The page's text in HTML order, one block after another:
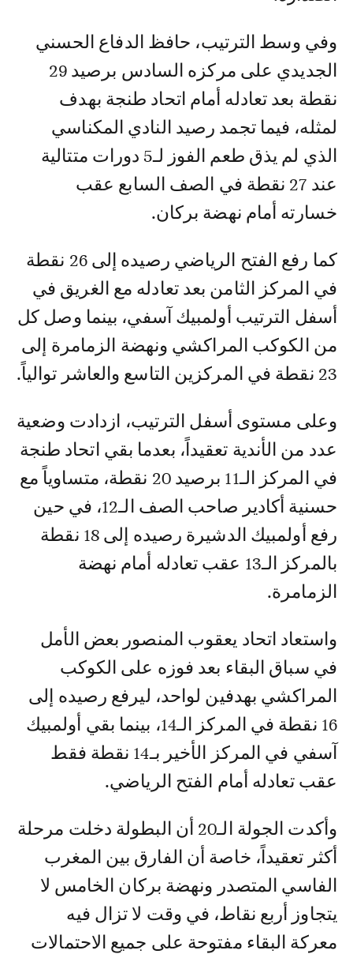
وفي وسط الترتيب، حافظ الدفاع الحسني
الجديدي على مركزه السادس برصيد 29
نقطة بعد تعادله أمام اتحاد طنجة بهدف
لمثله، فيما تجمد رصيد النادي المكناسي
الذي لم يذق طعم الفوز لـ5 دورات متتالية
عند 27 نقطة في الصف السابع عقب
خسارته أمام نهضة بركان.
كما رفع الفتح الرياضي رصيده إلى 26 نقطة
في المركز الثامن بعد تعادله مع الغريق في
أسفل الترتيب أولمبيك آسفي، بينما وصل كل
من الكوكب المراكشي ونهضة الزمامرة إلى
23 نقطة في المركزين التاسع والعاشر توالياً.
وعلى مستوى أسفل الترتيب، ازدادت وضعية
عدد من الأندية تعقيداً، بعدما بقي اتحاد طنجة
في المركز الـ11 برصيد 20 نقطة، متساوياً مع
حسنية أكادير صاحب الصف الـ12، في حين
رفع أولمبيك الدشيرة رصيده إلى 18 نقطة
بالمركز الـ13 عقب تعادله أمام نهضة
الزمامرة.
واستعاد اتحاد يعقوب المنصور بعض الأمل
في سباق البقاء بعد فوزه على الكوكب
المراكشي بهدفين لواحد، ليرفع رصيده إلى
16 نقطة في المركز الـ14، بينما بقي أولمبيك
آسفي في المركز الأخير بـ14 نقطة فقط
عقب تعادله أمام الفتح الرياضي.
وأكدت الجولة الـ20 أن البطولة دخلت مرحلة
أكثر تعقيداً، خاصة أن الفارق بين المغرب
الفاسي المتصدر ونهضة بركان الخامس لا
يتجاوز أربع نقاط، في وقت لا تزال فيه
معركة البقاء مفتوحة على جميع الاحتمالات